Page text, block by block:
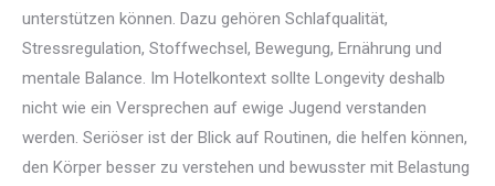
unterstützen können. Dazu gehören Schlafqualität,
Stressregulation, Stoffwechsel, Bewegung, Ernährung und
mentale Balance. Im Hotelkontext sollte Longevity deshalb
nicht wie ein Versprechen auf ewige Jugend verstanden
werden. Seriöser ist der Blick auf Routinen, die helfen können,
den Körper besser zu verstehen und bewusster mit Belastung